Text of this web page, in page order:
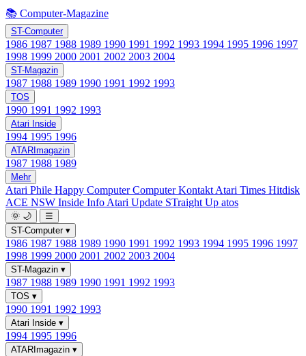
📚 Computer-Magazine
ST-Computer
1986 1987 1988 1989 1990 1991 1992 1993 1994 1995 1996 1997
1998 1999 2000 2001 2002 2003 2004
ST-Magazin
1987 1988 1989 1990 1991 1992 1993
TOS
1990 1991 1992 1993
Atari Inside
1994 1995 1996
ATARImagazin
1987 1988 1989
Mehr
Atari Phile Happy ComputerComputer Kontakt Atari Times Hitdisk
ACE NSW Inside Info Atari Update STraight Up atos
🌞 🌙
☰
ST-Computer ▾
1986 1987 1988 1989 1990 1991 1992 1993 1994 1995 1996 1997
1998 1999 2000 2001 2002 2003 2004
ST-Magazin ▾
1987 1988 1989 1990 1991 1992 1993
TOS ▾
1990 1991 1992 1993
Atari Inside ▾
1994 1995 1996
ATARImagazin ▾